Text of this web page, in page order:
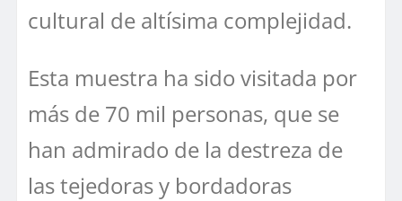
cultural de altísima complejidad.
Esta muestra ha sido visitada por
más de 70 mil personas, que se
han admirado de la destreza de
las tejedoras y bordadoras